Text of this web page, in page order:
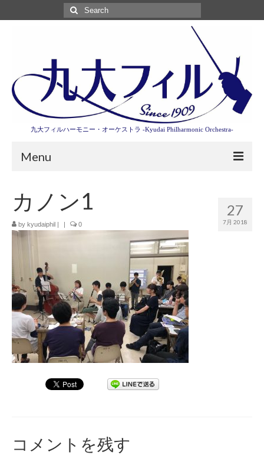
Search
for:
九大フィルハーモニー・オーケストラ -Kyudai Philharmonic Orchestra-
Menu
演奏会情報
九大フィルとは
九大フィルの歴史
ご寄付のお願い
演奏会の歴史
出張演奏
九大フィル特集ページ
27
7月 2018
カノン1
by kyudaiphil 0
コメントを残す